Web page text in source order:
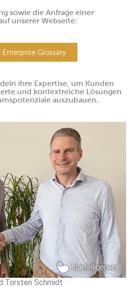
sowie die Anfrage einer
unserer Webseite:
Glossary
ihre Expertise, um Kunden
und kontextreiche Lösungen
auszubauen.
Torsten Schmidt